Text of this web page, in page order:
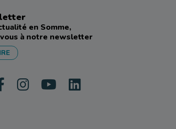
en Somme,
à notre newsletter
Twitter
Icône FaceBookIcône InstagramIcône Youtube